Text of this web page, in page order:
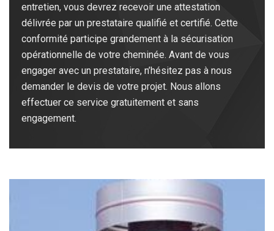
entretien, vous devrez recevoir une attestation
délivrée par un prestataire qualifié et certifié. Cette
conformité participe grandement à la sécurisation
opérationnelle de votre cheminée. Avant de vous
engager avec un prestataire, n’hésitez pas à nous
demander le devis de votre projet. Nous allons
effectuer ce service gratuitement et sans
engagement.